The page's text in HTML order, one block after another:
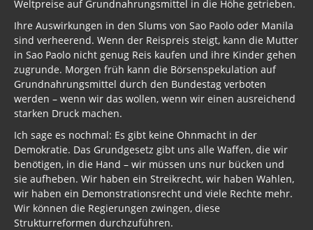
Weltpreise auf Grundnahrungsmittel in die Höhe getrieben.
Ihre Auswirkungen in den Slums von Sao Paolo oder Manila
sind verheerend. Wenn der Reispreis steigt, kann die Mutter
in Sao Paolo nicht genug Reis kaufen und ihre Kinder gehen
zugrunde. Morgen früh kann die Börsenspekulation auf
Grundnahrungsmittel durch den Bundestag verboten
werden – wenn wir das wollen, wenn wir einen ausreichend
starken Druck machen.
Ich sage es nochmal: Es gibt keine Ohnmacht in der
Demokratie. Das Grundgesetz gibt uns alle Waffen, die wir
benötigen, in die Hand – wir müssen uns nur bücken und
sie aufheben. Wir haben ein Streikrecht, wir haben Wahlen,
wir haben ein Demonstrationsrecht und viele Rechte mehr.
Wir können die Regierungen zwingen, diese
Strukturreformen durchzuführen.